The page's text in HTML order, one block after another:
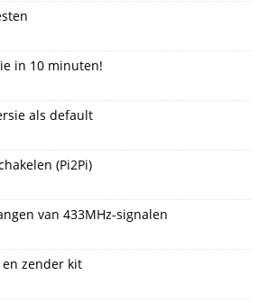
in 10 minuten!
als default
(Pi2Pi)
van 433MHz-signalen
zender kit